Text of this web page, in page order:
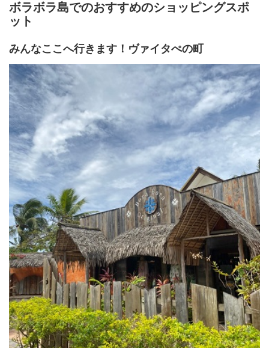
ボラボラ島でのおすすめのショッピングスポ
ット
みんなここへ行きます！ヴァイタぺの町